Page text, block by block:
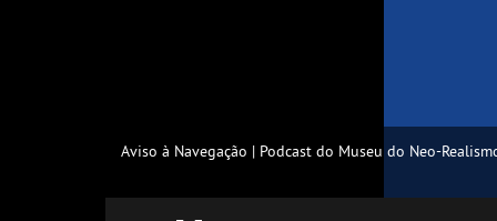
Aviso à Navegação | Podcast do Museu do Neo-